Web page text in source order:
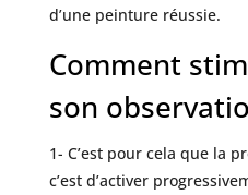
d’une peinture réussie.
Comment
son
1- C’est pour cela que la
c’est d’activer